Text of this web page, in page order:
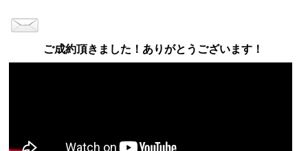
ご成約頂きました！ありがとうございます！